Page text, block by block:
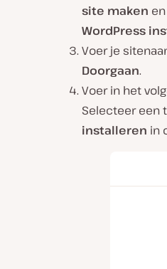
site maken
WordPress
Voer je
Doorgaan.
Voer in het
Selecteer een
installeren in